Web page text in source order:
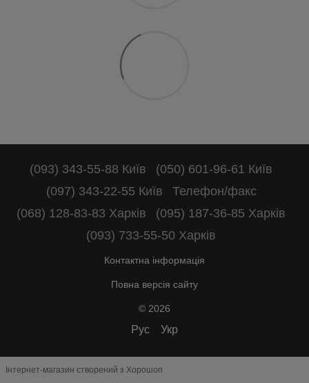
(093) 343-55-88 Київ
(050) 601-96-61 Київ
(097) 343-22-55 Київ
Телефон/факс
(068) 128-83-83 Харків
(095) 187-36-85 Харків
(093) 733-55-50 Харків
Контактна інформація
Повна версія сайту
© 2026
Рус Укр
Інтернет-магазин створений з Хорошоп